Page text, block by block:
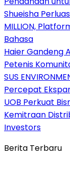
Shueisha
MILLION,
Bahasa
Haier Gandeng
Petenis
SUS
Percepat
UOB Perkuat
Kemitraan
Investors
Berita Terbaru